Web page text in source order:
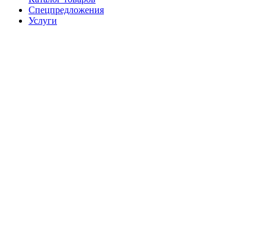
Спецпредложения
Услуги